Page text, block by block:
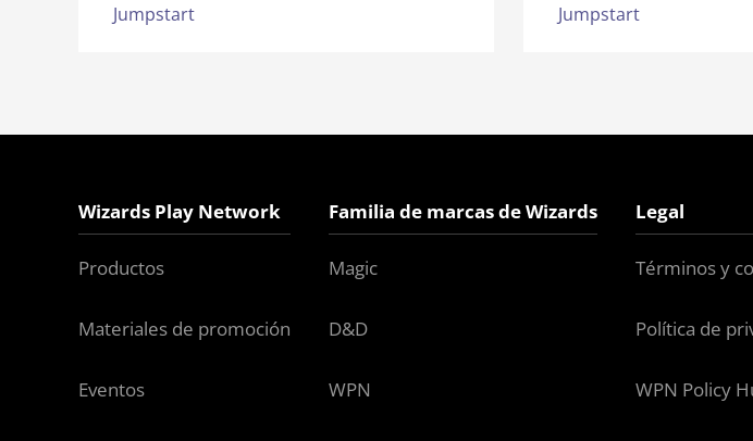
Jumpstart Jumpstart
Wizards Play Network
Productos
Materiales de promoción
Eventos
Familia de marcas de Wizards
Magic
D&D
WPN
Legal
Términos y
Política de
WPN Policy